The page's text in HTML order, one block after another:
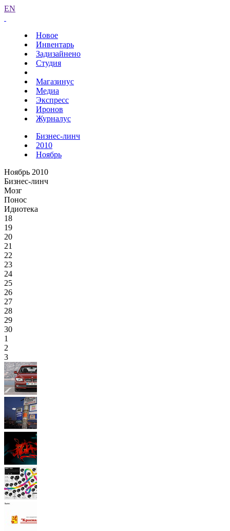
EN
Новое
Инвентарь
Задизайнено
Студия
Магазинус
Медиа
Экспресс
Иронов
Журналус
Бизнес-линч
2010
Ноябрь
Ноябрь 2010
Бизнес-линч
Мозг
Понос
Идиотека
18
19
20
21
22
23
24
25
26
27
28
29
30
1
2
3